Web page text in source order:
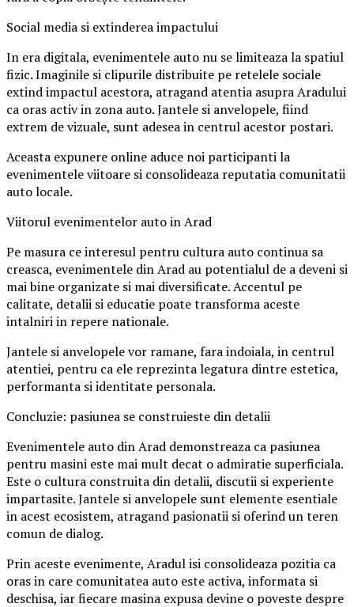
Social media si extinderea impactului
In era digitala, evenimentele auto nu se limiteaza la spatiul
fizic. Imaginile si clipurile distribuite pe retelele sociale
extind impactul acestora, atragand atentia asupra Aradului
ca oras activ in zona auto. Jantele si anvelopele, fiind
extrem de vizuale, sunt adesea in centrul acestor postari.
Aceasta expunere online aduce noi participanti la
evenimentele viitoare si consolideaza reputatia comunitatii
auto locale.
Viitorul evenimentelor auto in Arad
Pe masura ce interesul pentru cultura auto continua sa
creasca, evenimentele din Arad au potentialul de a deveni si
mai bine organizate si mai diversificate. Accentul pe
calitate, detalii si educatie poate transforma aceste
intalniri in repere nationale.
Jantele si anvelopele vor ramane, fara indoiala, in centrul
atentiei, pentru ca ele reprezinta legatura dintre estetica,
performanta si identitate personala.
Concluzie: pasiunea se construieste din detalii
Evenimentele auto din Arad demonstreaza ca pasiunea
pentru masini este mai mult decat o admiratie superficiala.
Este o cultura construita din detalii, discutii si experiente
impartasite. Jantele si anvelopele sunt elemente esentiale
in acest ecosistem, atragand pasionatii si oferind un teren
comun de dialog.
Prin aceste evenimente, Aradul isi consolideaza pozitia ca
oras in care comunitatea auto este activa, informata si
deschisa, iar fiecare masina expusa devine o poveste despre